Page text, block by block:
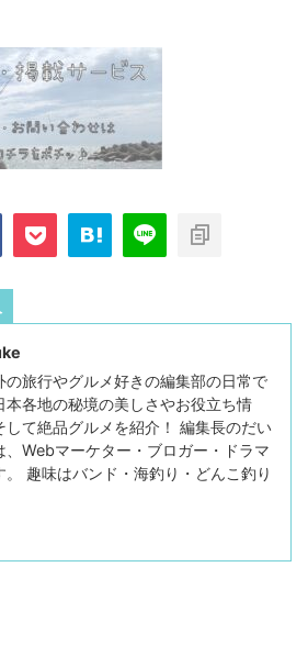
の旅行やグルメ好きの編集部の日常で
本各地の秘境の美しさやお役立ち情
して絶品グルメを紹介！ 編集長のだい
、Webマーケター・ブロガー・ドラマ
。 趣味はバンド・海釣り・どんこ釣り